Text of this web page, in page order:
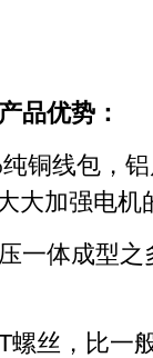
品优势：
铜线包，
大加强电
一体成型
螺丝，比一